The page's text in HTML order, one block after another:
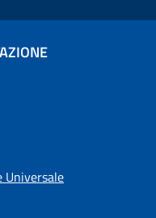
Universale